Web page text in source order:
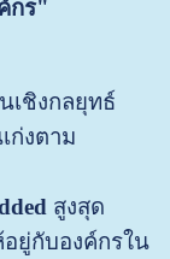
กร"
เชิงกลยุทธ์
ก่งตาม
สูงสุด
อยู่กับองค์กรใน